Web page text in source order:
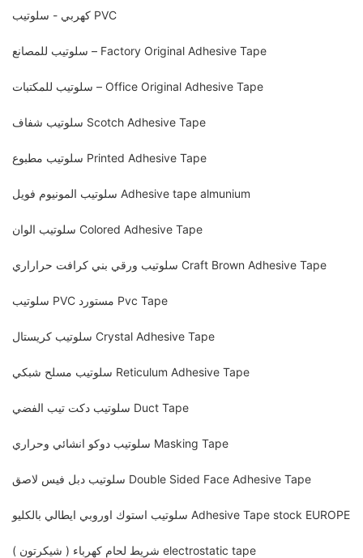
كهربي - سلوتيب PVC
سلوتيب للمصانع – Factory Original Adhesive Tape
سلوتيب للمكتبات – Office Original Adhesive Tape
سلوتيب شفاف Scotch Adhesive Tape
سلوتيب مطبوع Printed Adhesive Tape
سلوتيب المونيوم فويل Adhesive tape almunium
سلوتيب الوان Colored Adhesive Tape
سلوتيب ورقي بني كرافت حراراري Craft Brown Adhesive Tape
سلوتيب PVC مستورد Pvc Tape
سلوتيب كريستال Crystal Adhesive Tape
سلوتيب مسلح شبكي Reticulum Adhesive Tape
سلوتيب دكت تيب الفضي Duct Tape
سلوتيب دوكو انشائي وحراري Masking Tape
سلوتيب دبل فيس لاصق Double Sided Face Adhesive Tape
سلوتيب استوك اوروبي ايطالي بالكليو Adhesive Tape stock EUROPE
شريط لحام كهرباء ( شيكرتون ) electrostatic tape